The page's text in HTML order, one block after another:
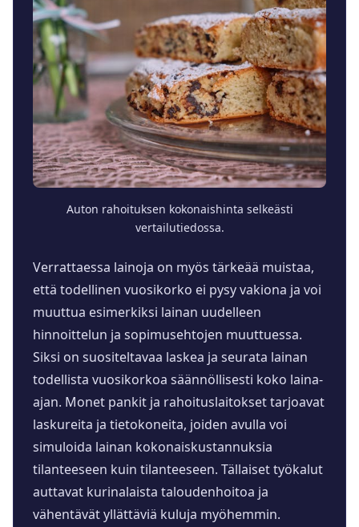
Auton rahoituksen kokonaishinta selkeästi
vertailutiedossa.
Verrattaessa lainoja on myös tärkeää muistaa,
että todellinen vuosikorko ei pysy vakiona ja voi
muuttua esimerkiksi lainan uudelleen
hinnoittelun ja sopimusehtojen muuttuessa.
Siksi on suositeltavaa laskea ja seurata lainan
todellista vuosikorkoa säännöllisesti koko laina-
ajan. Monet pankit ja rahoituslaitokset tarjoavat
laskureita ja tietokoneita, joiden avulla voi
simuloida lainan kokonaiskustannuksia
tilanteeseen kuin tilanteeseen. Tällaiset työkalut
auttavat kurinalaista taloudenhoitoa ja
vähentävät yllättäviä kuluja myöhemmin.